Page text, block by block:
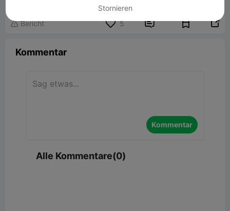
 Bericht 5  
Kommentar
Kommentar
Alle Kommentare(0)
Stornieren